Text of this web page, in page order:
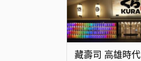
藏壽司 新店威